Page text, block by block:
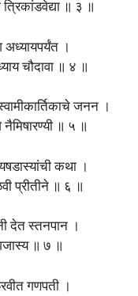
॥ ३ ॥
।
चौदावा ॥ ४ ॥
जनन ।
॥ ५ ॥
कथा ।
प्रीतीने ॥ ६ ॥
देत स्तनपान ।
॥ ७ ॥
गणपती ।